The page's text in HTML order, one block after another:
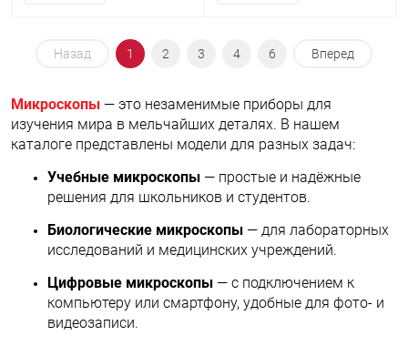
Назад 1 2 3 4 6 Вперед
Микроскопы — это незаменимые приборы для
изучения мира в мельчайших деталях. В нашем
каталоге представлены модели для разных задач:
Учебные микроскопы — простые и надёжные
решения для школьников и студентов.
Биологические микроскопы — для лабораторных
исследований и медицинских учреждений.
Цифровые микроскопы — с подключением к
компьютеру или смартфону, удобные для фото‑ и
видеозаписи.